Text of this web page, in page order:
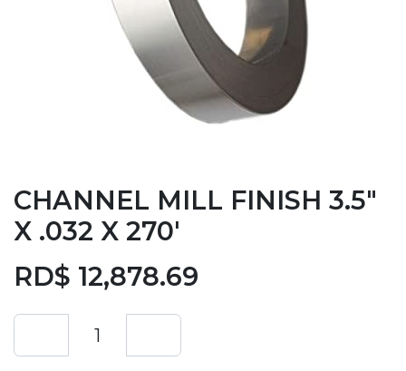
CHANNEL MILL FINISH 3.5"
X .032 X 270'
RD$ 12,878.69